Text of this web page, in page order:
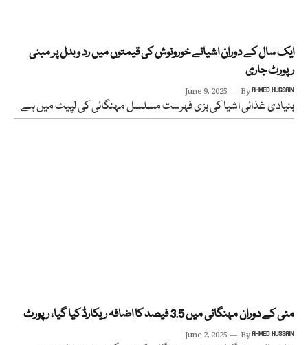
ایک سال کے دوران اشیائے خورونوش کی قیمتوں میں رد و بدل پر مبنی
رپورٹ جاری
June 9, 2025 ByAHMED HUSSAIN
بنیادی غذائی اشیا کی بڑی فہرست مسلسل مہنگائی کی لپیٹ میں ہے
مئی کے دوران مہنگائی میں 3.5 فیصد کا اضافہ ریکارڈ کیا گیا، رپورٹ
June 2, 2025 ByAHMED HUSSAIN